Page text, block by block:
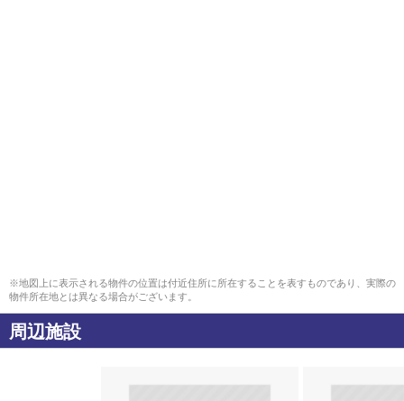
※地図上に表示される物件の位置は付近住所に所在することを表すものであり、実際の
物件所在地とは異なる場合がございます。
周辺施設